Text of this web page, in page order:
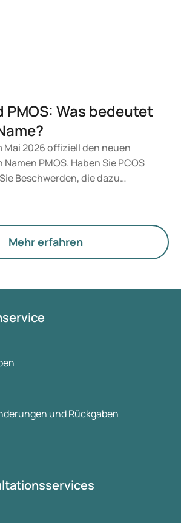
PMOS: Was bedeutet
Mai 2026 offiziell den neuen
PMOS. Haben Sie PCOS
Beschwerden, die dazu
ändert sich zunächst nichts.
und die Funktion der
Mehr erfahren
und Rückgaben